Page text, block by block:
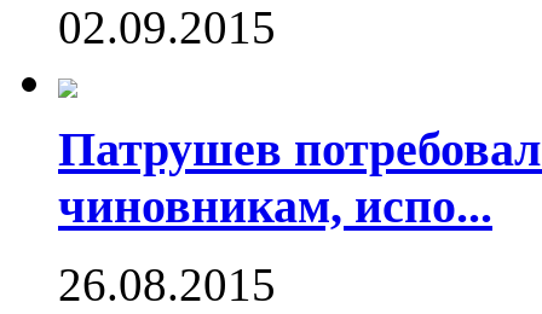
02.09.2015
Патрушев
чиновникам, испо...
26.08.2015